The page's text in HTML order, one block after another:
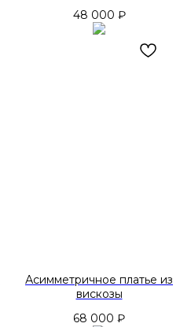
48 000 ₽
Асимметричное платье из
вискозы
68 000 ₽